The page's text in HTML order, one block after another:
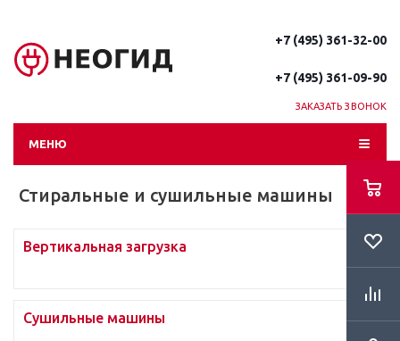
+7 (495) 361-32-00
+7 (495) 361-09-90
ЗАКАЗАТЬ ЗВОНОК
МЕНЮ
Стиральные и сушильные машины
Вертикальная загрузка
Сушильные машины